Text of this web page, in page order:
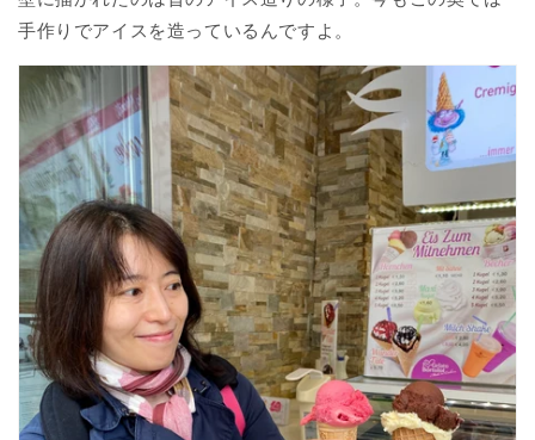
手作りでアイスを造っているんですよ。